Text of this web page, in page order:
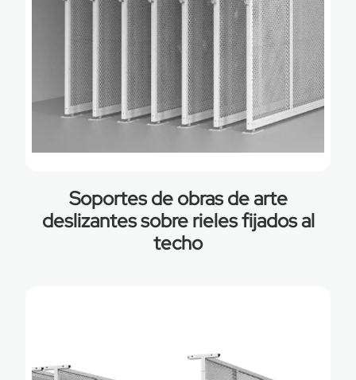
Soportes de obras de arte
deslizantes sobre rieles fijados al
techo